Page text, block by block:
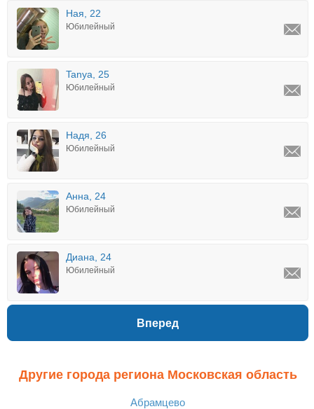
Ная, 22
Юбилейный
Tanya, 25
Юбилейный
Надя, 26
Юбилейный
Анна, 24
Юбилейный
Диана, 24
Юбилейный
Вперед
Другие города региона Московская область
Абрамцево